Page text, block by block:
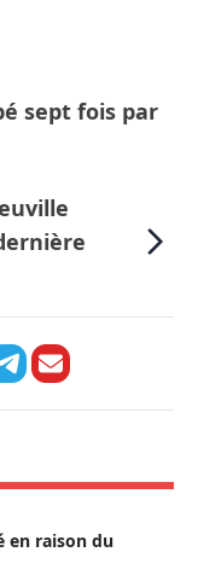
sept fois par
en raison du